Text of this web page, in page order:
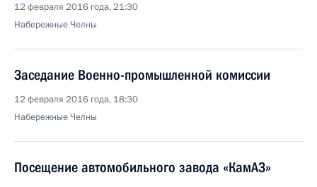
12 февраля 2016 года, 21:30
Набережные Челны
Заседание Военно-промышленной комиссии
12 февраля 2016 года, 18:30
Набережные Челны
Посещение автомобильного завода «КамАЗ»